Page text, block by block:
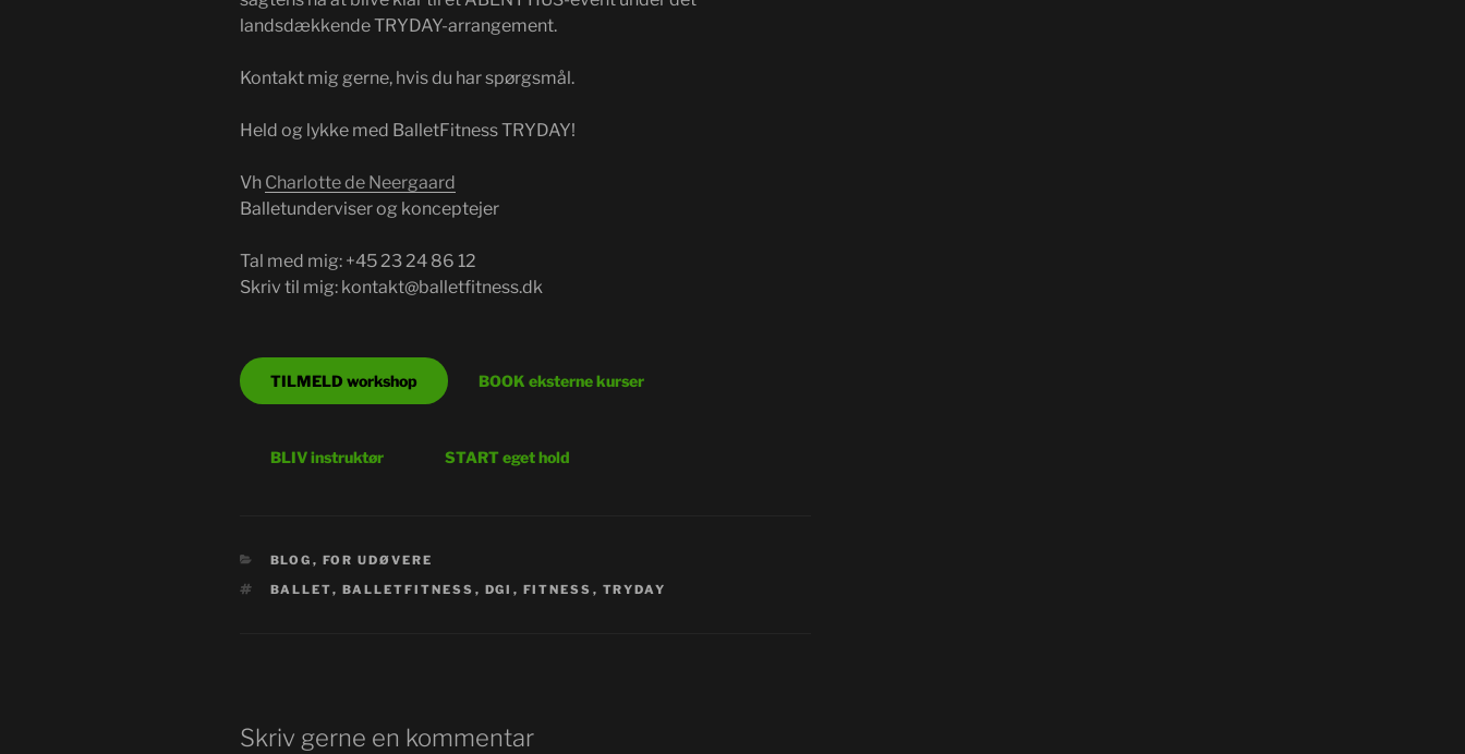
landsdækkende TRYDAY-arrangement.
Kontakt mig gerne, hvis du har spørgsmål.
Held og lykke med BalletFitness TRYDAY!
Vh Charlotte de Neergaard
Balletunderviser og konceptejer
Tal med mig: +45 23 24 86 12
Skriv til mig: kontakt@balletfitness.dk
TILMELD workshop BOOK eksterne kurser
BLIV instruktør START eget hold
KATEGORIER
BLOG , FOR UDØVERE
TAGS
BALLET, BALLETFITNESS , DGI , FITNESS , TRYDAY
Skriv gerne en kommentar